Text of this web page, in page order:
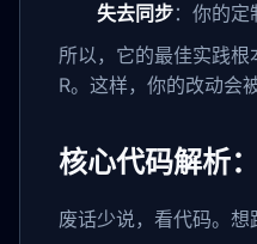
失去同步：你的
所以，它的最佳实践
R。这样，你的改动会
核心代码解析
废话少说，看代码。想